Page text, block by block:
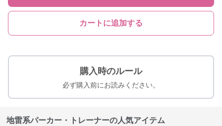
カートに追加する
購入時のルール
必ず購入前にお読みください。
地雷系パーカー・トレーナーの人気アイテム